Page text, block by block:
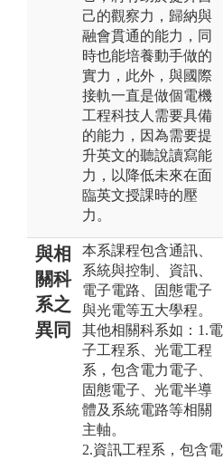
己的觀察力，歸納與
融會貫通的能力，同
時也能培養動手做的
實力，此外，與國際
接軌一直是做個電機
工程科技人需要具備
的能力，因為需要提
升英文的聽說讀寫能
力，以降低未來在面
臨英文授課時的壓
力。
與相
關科
系之
異同
本系課程包含通訊、
系統與控制、資訊、
電子電路、固態電子
與光電等五大學程。
其他相關科系如：1.電
子工程系、光電工程
系，包含電力電子、
固態電子、光電半導
體及系統電路等相關
主軸。
2.資訊工程系，包含電